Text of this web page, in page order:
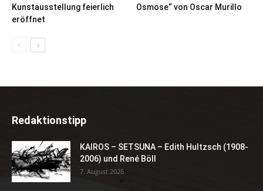
Kunstausstellung feierlich
eröffnet
Osmose“ von Oscar Murillo
Redaktionstipp
KAIROS – SETSUNA – Edith Hultzsch (1908-
2006) und René Böll
7. August 2026